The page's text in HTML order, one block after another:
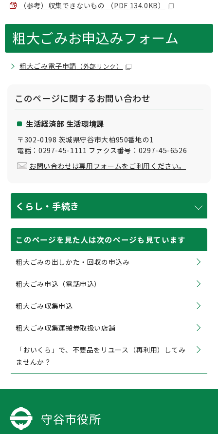
（参考）収集できないもの （PDF 134.0KB）
粗大ごみお申込みフォーム
粗大ごみ電子申請 （外部リンク）
このページに関するお問い合わせ
生活経済部 生活環境課
〒302-0198 茨城県守谷市大柏950番地の1
電話：0297-45-1111 ファクス番号：0297-45-6526
お問い合わせは専用フォームをご利用ください。
くらし・手続き
このページを見た人は次のページも見ています
粗大ごみの出しかた・回収の申込み
粗大ごみ申込（電話申込）
粗大ごみ収集申込
粗大ごみ収集運搬券取扱い店舗
「おいくら」で、不要品をリユース（再利用）してみ
ませんか？
守谷市役所